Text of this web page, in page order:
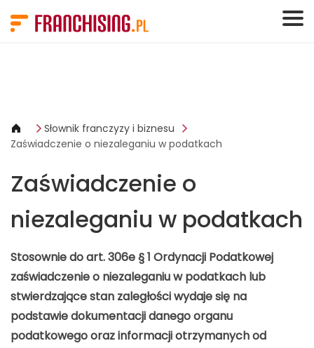
Słownik franczyzy i biznesu
Zaświadczenie o niezaleganiu w podatkach
Zaświadczenie o
niezaleganiu w podatkach
Stosownie do art. 306e § 1 Ordynacji Podatkowej
zaświadczenie o niezaleganiu w podatkach lub
stwierdzające stan zaległości wydaje się na
podstawie dokumentacji danego organu
podatkowego oraz informacji otrzymanych od